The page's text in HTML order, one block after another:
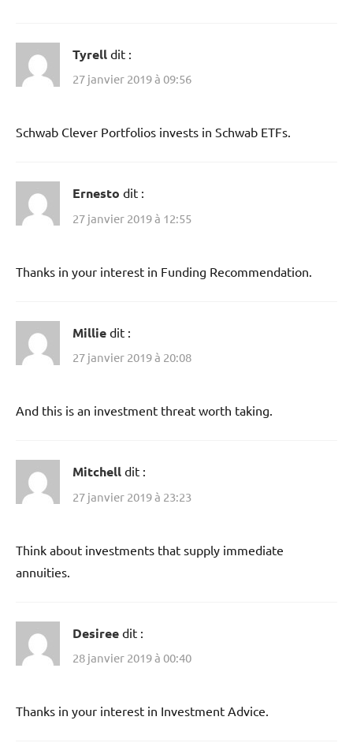
Tyrell dit :
27 janvier 2019 à 09:56
Schwab Clever Portfolios invests in Schwab ETFs.
Ernesto dit :
27 janvier 2019 à 12:55
Thanks in your interest in Funding Recommendation.
Millie dit :
27 janvier 2019 à 20:08
And this is an investment threat worth taking.
Mitchell dit :
27 janvier 2019 à 23:23
Think about investments that supply immediate
annuities.
Desiree dit :
28 janvier 2019 à 00:40
Thanks in your interest in Investment Advice.